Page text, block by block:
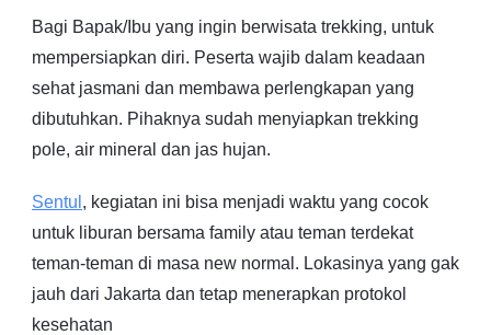
Bagi Bapak/Ibu yang ingin berwisata trekking, untuk
mempersiapkan diri. Peserta wajib dalam keadaan
sehat jasmani dan membawa perlengkapan yang
dibutuhkan. Pihaknya sudah menyiapkan trekking
pole, air mineral dan jas hujan.
Sentul , kegiatan ini bisa menjadi waktu yang cocok
untuk liburan bersama family atau teman terdekat
teman-teman di masa new normal. Lokasinya yang gak
jauh dari Jakarta dan tetap menerapkan protokol
kesehatan